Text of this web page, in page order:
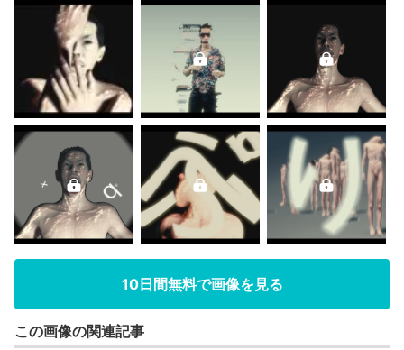
10日間無料で画像を見る
この画像の関連記事